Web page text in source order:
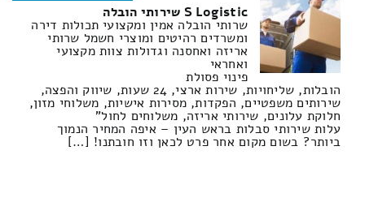
S Logistic שירותי הובלה
שרותי הובלה אמין ומקצועי תכולות דירה
ומשרדים רהיטים ומוצרי חשמל שרותי
אריזה ואחסנה וגדולות צוות מקצועי
ואחראי
פינוי פסולת
הובלות, שליחויות, שירות ארצי, 24 שעות, שיווק והפצה,
שירותים משפטיים, הפקדות, מסירות אישיות, משלוחי מזון,
חלוקת עלונים, שירותי אריזה, משלוחים לחול"
עלות שירותי סבלות בראש העין – איפה המחיר הנמוך
ביותר? בשום מקום אחר פרט לכאן וזו חובתנו! […]